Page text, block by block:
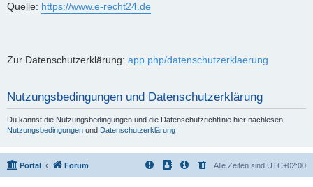
Quelle: https://www.e-recht24.de
Zur Datenschutzerklärung: app.php/datenschutzerklaerung
Nutzungsbedingungen und Datenschutzerklärung
Du kannst die Nutzungsbedingungen und die Datenschutzrichtlinie hier nachlesen:
Nutzungsbedingungen und Datenschutzerklärung
Portal Forum Alle Zeiten sind UTC+02:00